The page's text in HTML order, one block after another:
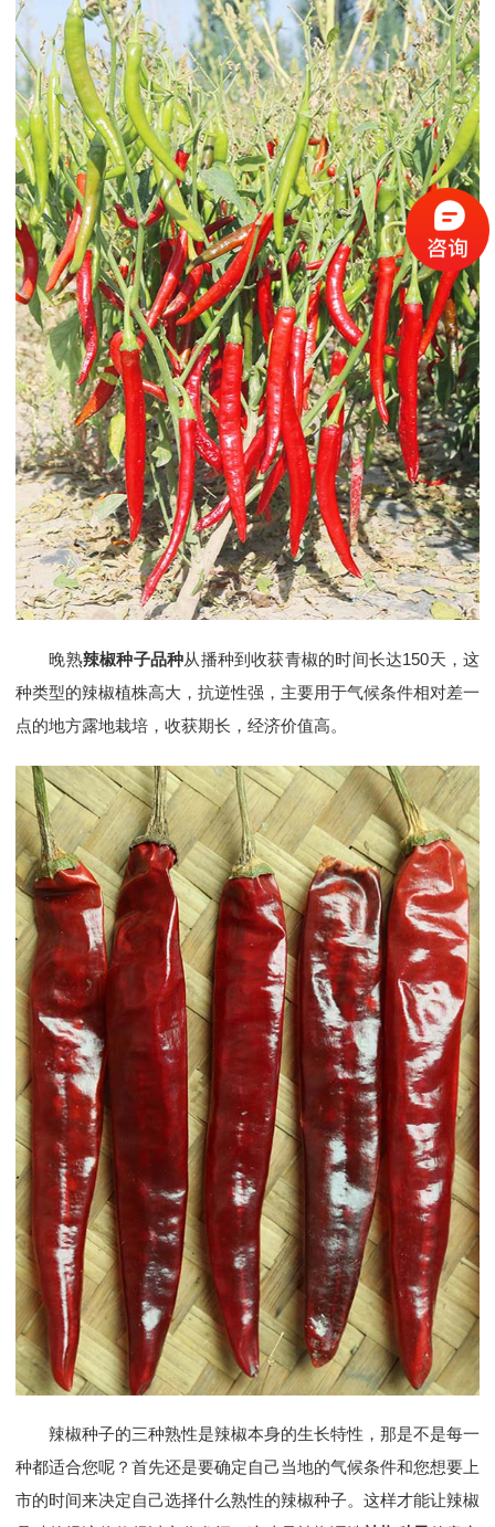
晚熟辣椒种子品种从播种到收获青椒的时间长达150天，这
种类型的辣椒植株高大，抗逆性强，主要用于气候条件相对差一
点的地方露地栽培，收获期长，经济价值高。
辣椒种子的三种熟性是辣椒本身的生长特性，那是不是每一
种都适合您呢？首先还是要确定自己当地的气候条件和您想要上
市的时间来决定自己选择什么熟性的辣椒种子。这样才能让辣椒